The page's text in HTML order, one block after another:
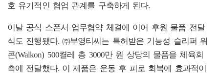
호 유기적인 협업 관계를 구축하게 된다.
이날 공식 스폰서 업무협약 체결에 이어 후원 물품 전달
식도 진행됐다. ㈜부영티씨는 특허받은 기능성 슬리퍼 워
콘(Walkon) 500켤레 총 3000만 원 상당의 물품을 체육회
측에 전달했다. 이 제품은 운동 후 피로 회복에 효과적이